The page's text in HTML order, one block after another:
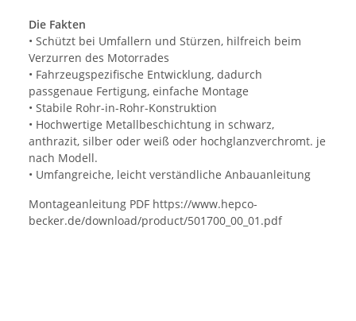
Die Fakten
• Schützt bei Umfallern und Stürzen, hilfreich beim
Verzurren des Motorrades
• Fahrzeugspezifische Entwicklung, dadurch
passgenaue Fertigung, einfache Montage
• Stabile Rohr-in-Rohr-Konstruktion
• Hochwertige Metallbeschichtung in schwarz,
anthrazit, silber oder weiß oder hochglanzverchromt. je
nach Modell.
• Umfangreiche, leicht verständliche Anbauanleitung
Montageanleitung PDF https://www.hepco-
becker.de/download/product/501700_00_01.pdf